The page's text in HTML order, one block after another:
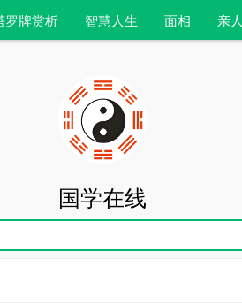
罗牌赏析 智慧人生 面相 亲人
国学在线